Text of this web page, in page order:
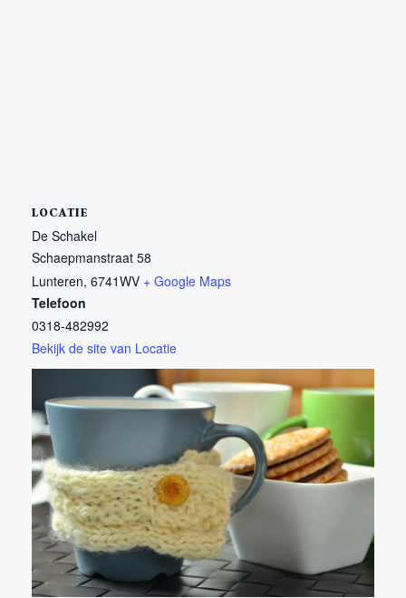
LOCATIE
De Schakel
Schaepmanstraat 58
Lunteren, 6741WV + Google Maps
Telefoon
0318-482992
Bekijk de site van Locatie